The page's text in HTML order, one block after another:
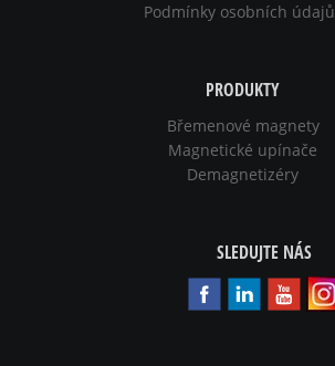
Podmínky osobních údajů
PRODUKTY
Břemenové magnety
Magnetické upínače
Demagnetizéry
SLEDUJTE NÁS